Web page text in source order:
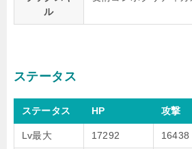
ル
ステータス
ステータス HP 攻撃
Lv最大 17292 16438